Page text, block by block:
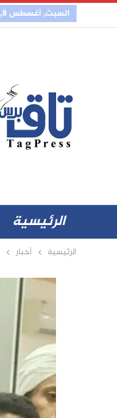
السبت, أغسطس 8, 2026
الرئيسية
الرئيسية أخبار